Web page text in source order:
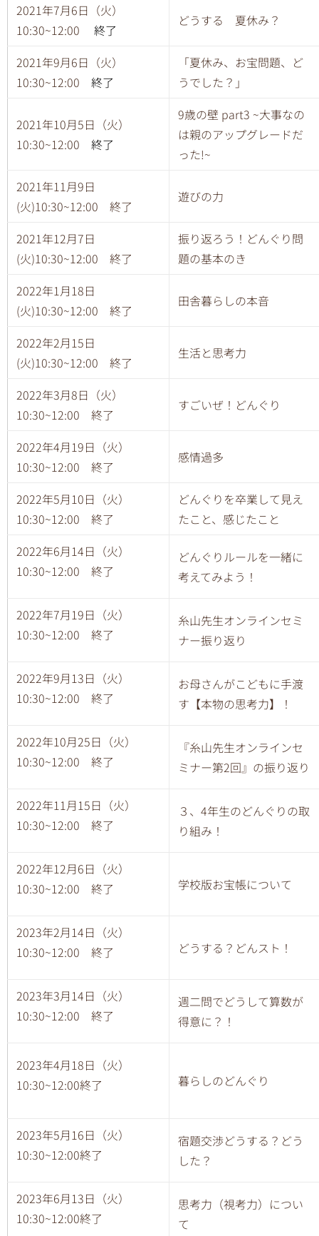
2021年7月6日（火）
10:30~12:00 終了
どうする 夏休み？
2021年9月6日（火）
10:30~12:00 終了
「夏休み、お宝問題、ど
うでした？」
2021年10月5日（火）
10:30~12:00 終了
9歳の壁 part3 ~大事なの
は親のアップグレードだ
った!~
2021年11月9日
(火)10:30~12:00 終了
遊びの力
2021年12月7日
(火)10:30~12:00 終了
振り返ろう！どんぐり問
題の基本のき
2022年1月18日
(火)10:30~12:00 終了
田舎暮らしの本音
2022年2月15日
(火)10:30~12:00 終了
生活と思考力
2022年3月8日（火）
10:30~12:00 終了
すごいぜ！どんぐり
2022年4月19日（火）
10:30~12:00 終了
感情過多
2022年5月10日（火）
10:30~12:00 終了
どんぐりを卒業して見え
たこと、感じたこと
2022年6月14日（火）
10:30~12:00 終了
どんぐりルールを一緒に
考えてみよう！
2022年7月19日（火）
10:30~12:00 終了
糸山先生オンラインセミ
ナー振り返り
2022年9月13日（火）
10:30~12:00 終了
お母さんがこどもに手渡
す【本物の思考力】！
2022年10月25日（火）
10:30~12:00 終了
『糸山先生オンラインセ
ミナー第2回』の振り返り
2022年11月15日（火）
10:30~12:00 終了
３、4年生のどんぐりの取
り組み！
2022年12月6日（火）
10:30~12:00 終了
学校版お宝帳について
2023年2月14日（火）
10:30~12:00 終了
どうする？どんスト！
2023年3月14日（火）
10:30~12:00 終了
週二問でどうして算数が
得意に？！
2023年4月18日（火）
10:30~12:00終了
暮らしのどんぐり
2023年5月16日（火）
10:30~12:00終了
宿題交渉どうする？どう
した？
2023年6月13日（火）
10:30~12:00終了
思考力（視考力）につい
て